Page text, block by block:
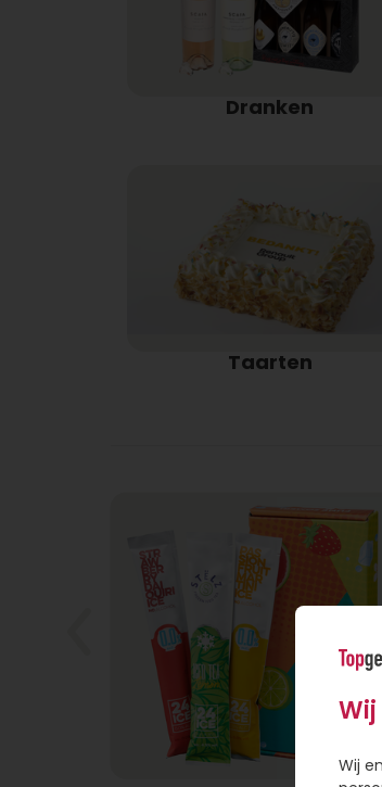
Dranken
Taarten
Wij